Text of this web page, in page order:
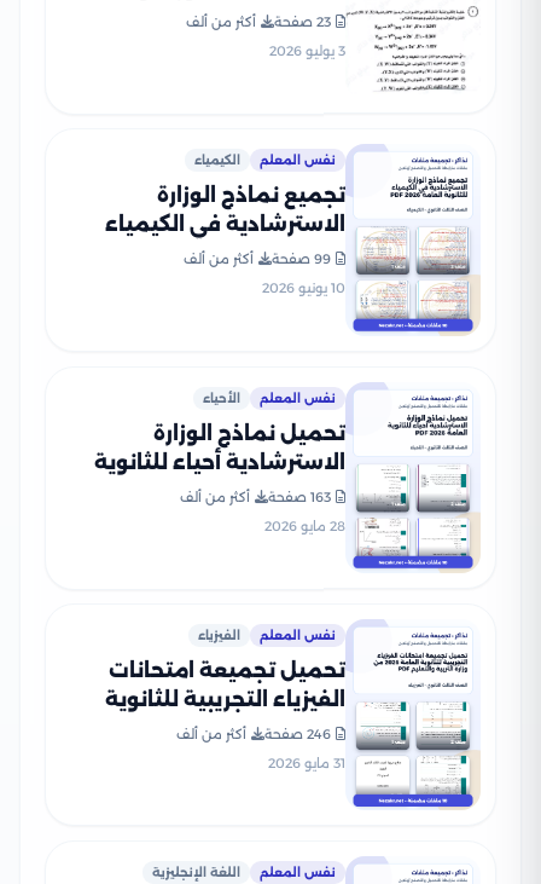
لطلاب الصف الثالث الثانوي
23 صفحة
أكثر من ألف
3 يوليو 2026
نفس المعلم الكيمياء
تجميع نماذج الوزارة
الاسترشادية في الكيمياء
للثانوية العامة 2026 PDF
99 صفحة
أكثر من ألف
10 يونيو 2026
نفس المعلم الأحياء
تحميل نماذج الوزارة
الاسترشادية أحياء للثانوية
العامة 2026 PDF
163 صفحة
أكثر من ألف
28 مايو 2026
نفس المعلم الفيزياء
تحميل تجميعة امتحانات
الفيزياء التجريبية للثانوية
العامة 2026 من وزارة التربية
والتعليم PDF
246 صفحة
أكثر من ألف
31 مايو 2026
نفس المعلم اللغة الإنجليزية